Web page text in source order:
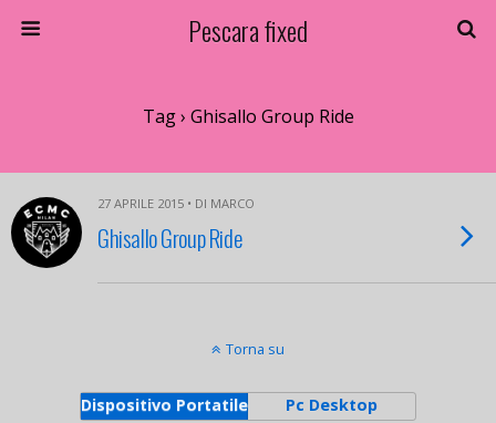
Pescara fixed
Tag › Ghisallo Group Ride
27 APRILE 2015 • DI MARCO
Ghisallo Group Ride
Torna su
Dispositivo Portatile Pc Desktop